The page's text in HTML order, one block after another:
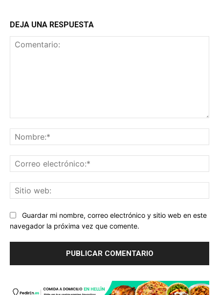
DEJA UNA RESPUESTA
Guardar mi nombre, correo electrónico y sitio web en este
navegador la próxima vez que comente.